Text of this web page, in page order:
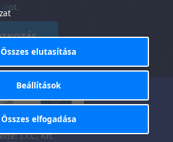
ot.
Kft. © 2025. Minden jog
I.T.C. Kft.
-
tájékoztató
Összes elutasítása
Beállítások
Összes elfogadása